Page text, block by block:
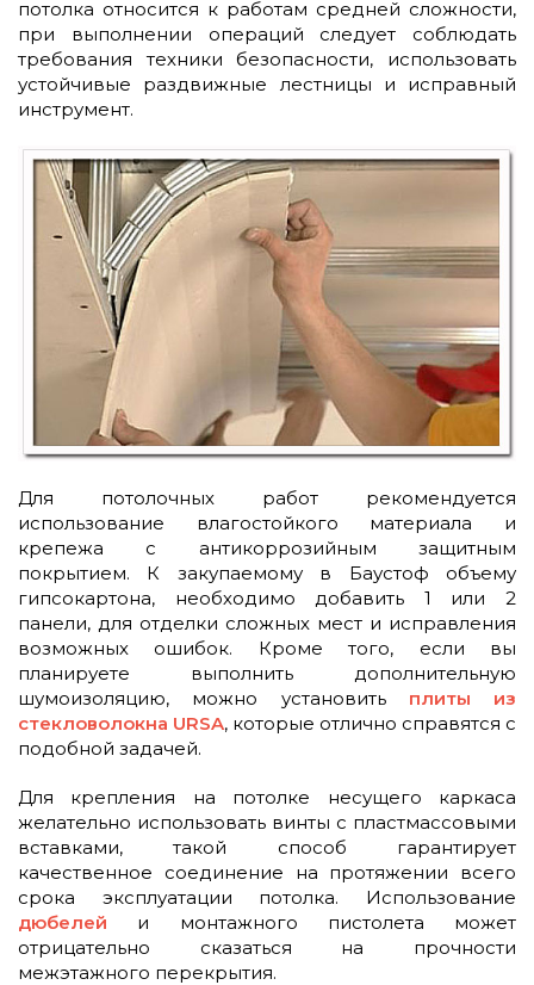
потолка относится к работам средней сложности,
при выполнении операций следует соблюдать
требования техники безопасности, использовать
устойчивые раздвижные лестницы и исправный
инструмент.
Для потолочных работ рекомендуется
использование влагостойкого материала и
крепежа с антикоррозийным защитным
покрытием. К закупаемому в Баустоф объему
гипсокартона, необходимо добавить 1 или 2
панели, для отделки сложных мест и исправления
возможных ошибок. Кроме того, если вы
планируете выполнить дополнительную
шумоизоляцию, можно установить плиты из
стекловолокна URSA, которые отлично справятся с
подобной задачей.
Для крепления на потолке несущего каркаса
желательно использовать винты с пластмассовыми
вставками, такой способ гарантирует
качественное соединение на протяжении всего
срока эксплуатации потолка. Использование
дюбелей и монтажного пистолета может
отрицательно сказаться на прочности
межэтажного перекрытия.